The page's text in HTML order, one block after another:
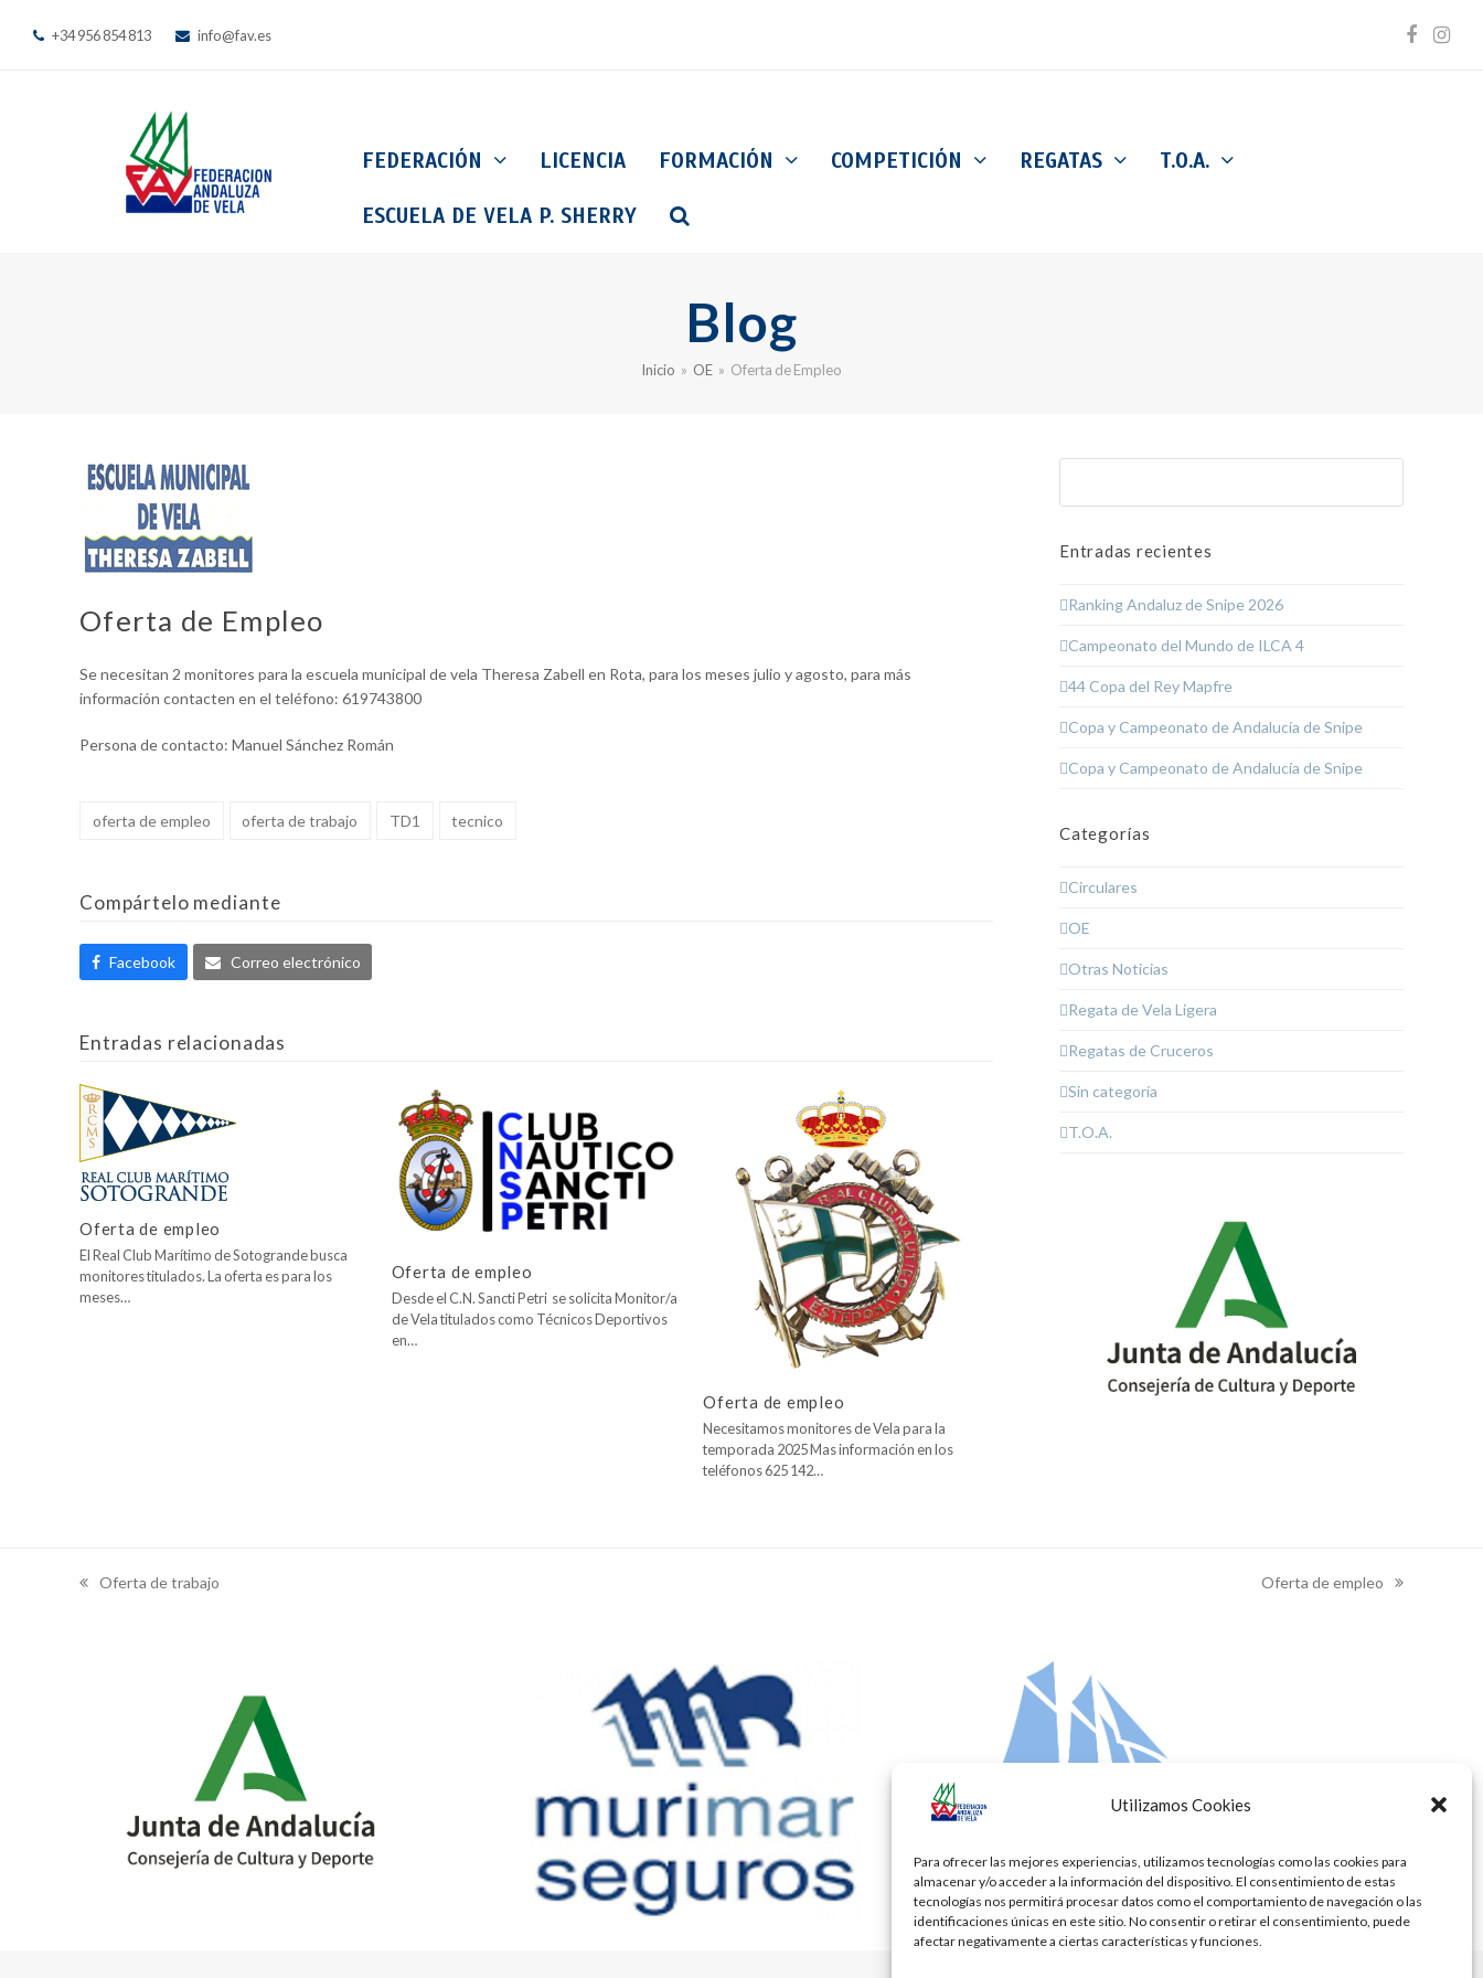
Utilizamos Cookies
Para ofrecer las mejores experiencias, utilizamos tecnologías como las cookies para
almacenar y/o acceder a la información del dispositivo. El consentimiento de estas
tecnologías nos permitirá procesar datos como el comportamiento de navegación o las
identificaciones únicas en este sitio. No consentir o retirar el consentimiento, puede
afectar negativamente a ciertas características y funciones.
+34 956 854 813 info@fav.es
FEDERACIÓN LICENCIA FORMACIÓN COMPETICIÓN REGATAS T.O.A.
ESCUELA DE VELA P. SHERRY
Blog
Inicio » OE » Oferta de Empleo
Oferta de Empleo
Se necesitan 2 monitores para la escuela municipal de vela Theresa Zabell en Rota, para los meses julio y agosto, para más
información contacten en el teléfono: 619743800
Persona de contacto: Manuel Sánchez Román
oferta de empleo oferta de trabajo TD1 tecnico
Compártelo mediante
Facebook Correo electrónico
Entradas relacionadas
Oferta de empleo
El Real Club Marítimo de Sotogrande busca
monitores titulados. La oferta es para los
meses…
Oferta de empleo
Desde el C.N. Sancti Petri se solicita Monitor/a
de Vela titulados como Técnicos Deportivos
en…
Oferta de empleo
Necesitamos monitores de Vela para la
temporada 2025 Mas información en los
teléfonos 625 142…
Entradas recientes
Ranking Andaluz de Snipe 2026
Campeonato del Mundo de ILCA 4
44 Copa del Rey Mapfre
Copa y Campeonato de Andalucía de Snipe
Copa y Campeonato de Andalucía de Snipe
Categorías
Circulares
OE
Otras Noticias
Regata de Vela Ligera
Regatas de Cruceros
Sin categoría
T.O.A.
previous
Oferta de trabajo
next
Oferta de empleo